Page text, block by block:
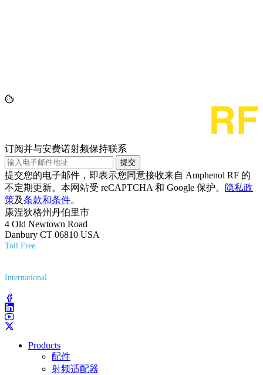
订阅并与安费诺射频保持联系
提交
提交您的电子邮件，即表示您同意接收来自 Amphenol RF 的
不定期更新。本网站受 reCAPTCHA 和 Google 保护。
隐私政
策及条款和条件。
康涅狄格州丹伯里市
4 Old Newtown Road
Danbury CT 06810 USA
Toll Free
International
Products
配件
射频适配器